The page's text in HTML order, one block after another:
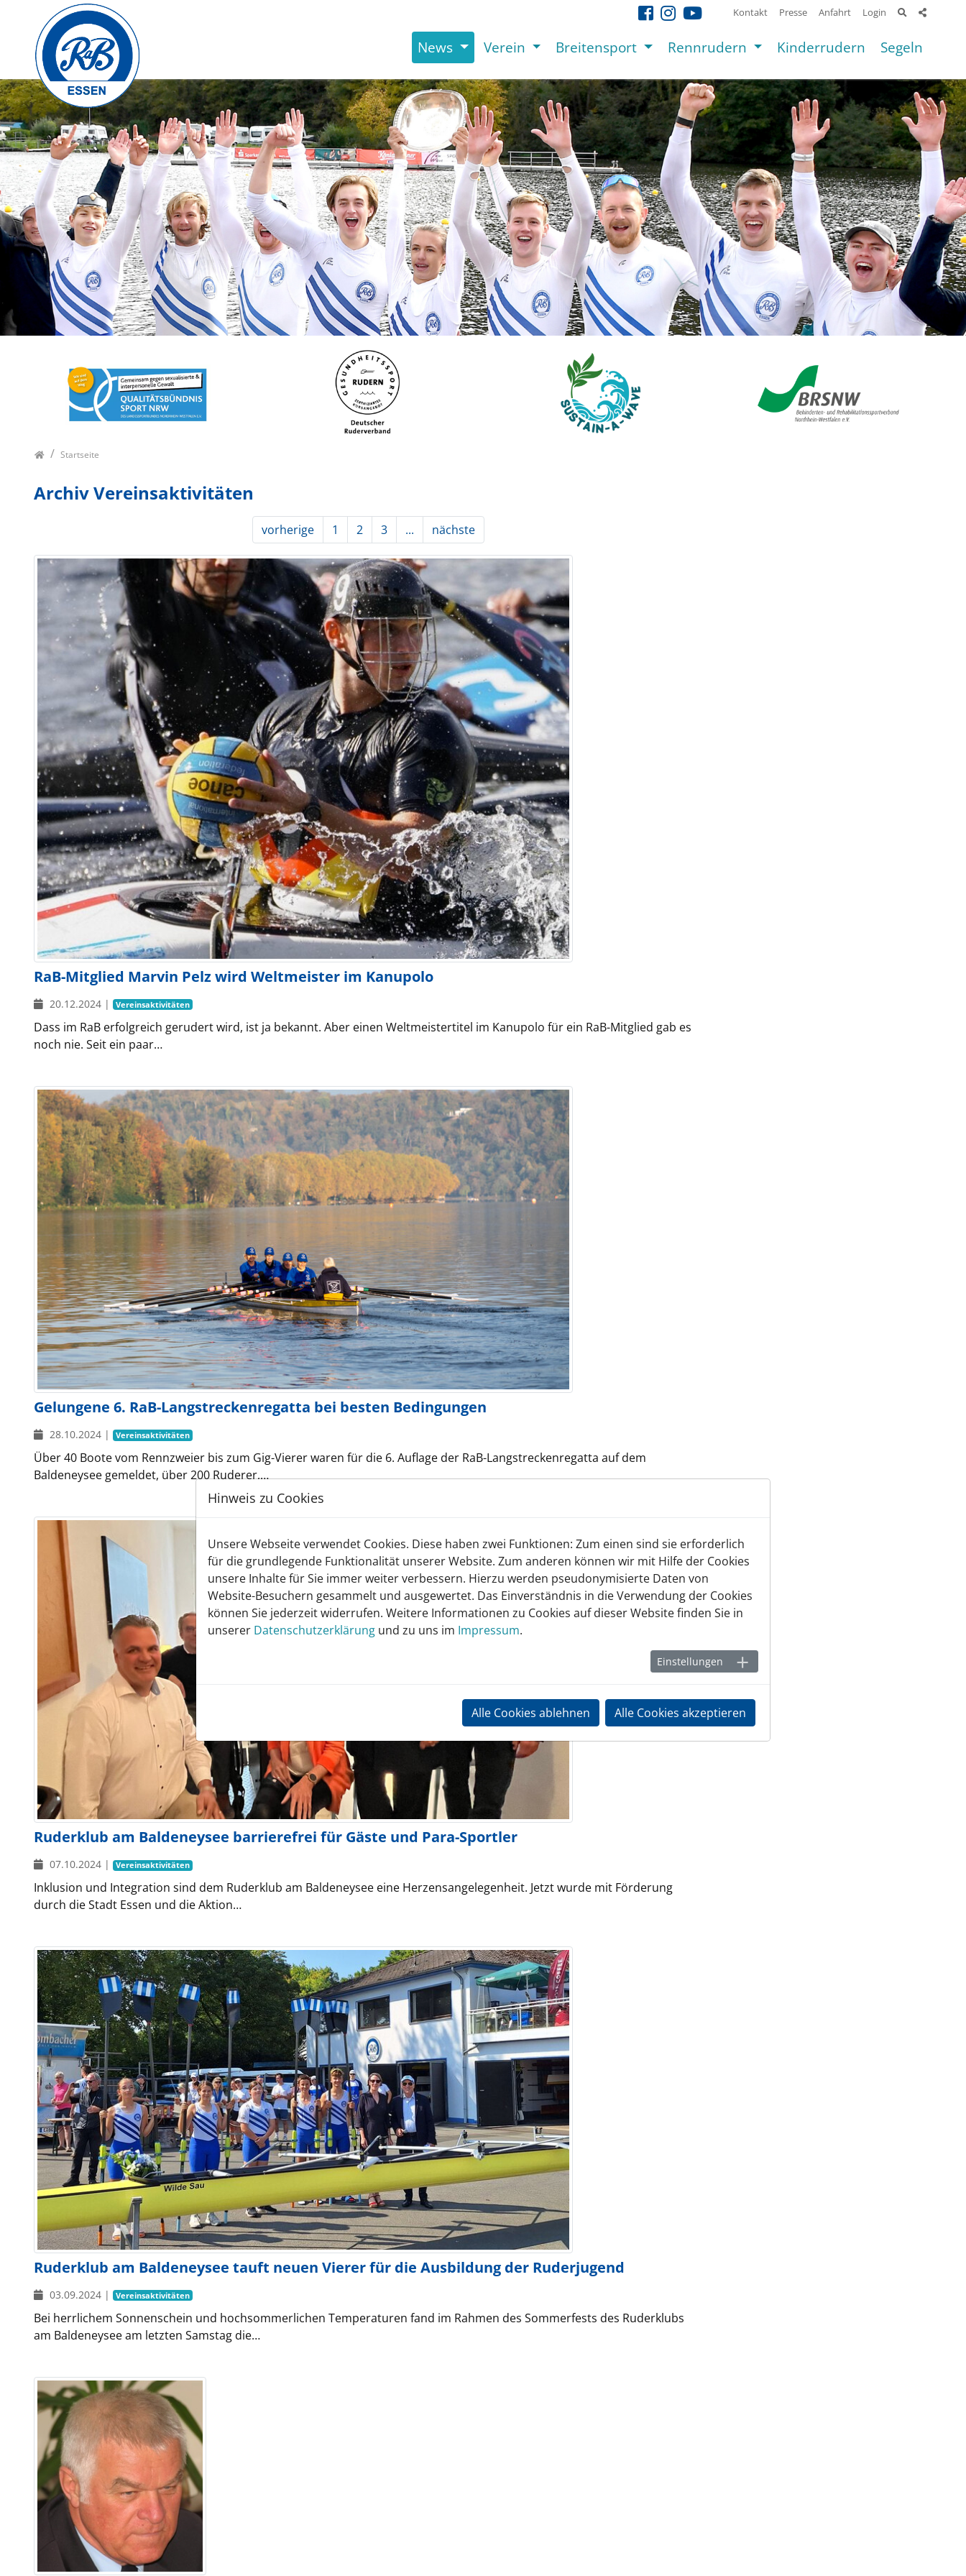
Kontakt Presse Anfahrt Login
News Verein Breitensport Rennrudern Kinderrudern Segeln
Startseite
Archiv Vereinsaktivitäten
vorherige 1 2 3 ... nächste
RaB-Mitglied Marvin Pelz wird Weltmeister im Kanupolo
20.12.2024 | Vereinsaktivitäten
Dass im RaB erfolgreich gerudert wird, ist ja bekannt. Aber einen Weltmeistertitel im Kanupolo für ein RaB-Mitglied gab es
noch nie. Seit ein paar…
Gelungene 6. RaB-Langstreckenregatta bei besten Bedingungen
28.10.2024 | Vereinsaktivitäten
Über 40 Boote vom Rennzweier bis zum Gig-Vierer waren für die 6. Auflage der RaB-Langstreckenregatta auf dem
Baldeneysee gemeldet, über 200 Ruderer,…
Ruderklub am Baldeneysee barrierefrei für Gäste und Para-Sportler
07.10.2024 | Vereinsaktivitäten
Inklusion und Integration sind dem Ruderklub am Baldeneysee eine Herzensangelegenheit. Jetzt wurde mit Förderung
durch die Stadt Essen und die Aktion…
Ruderklub am Baldeneysee tauft neuen Vierer für die Ausbildung der Ruderjugend
03.09.2024 | Vereinsaktivitäten
Bei herrlichem Sonnenschein und hochsommerlichen Temperaturen fand im Rahmen des Sommerfests des Ruderklubs
am Baldeneysee am letzten Samstag die…
Hinweis zu Cookies
Unsere Webseite verwendet Cookies. Diese haben zwei Funktionen: Zum einen sind sie erforderlich
für die grundlegende Funktionalität unserer Website. Zum anderen können wir mit Hilfe der Cookies
unsere Inhalte für Sie immer weiter verbessern. Hierzu werden pseudonymisierte Daten von
Website-Besuchern gesammelt und ausgewertet. Das Einverständnis in die Verwendung der Cookies
können Sie jederzeit widerrufen. Weitere Informationen zu Cookies auf dieser Website finden Sie in
unserer Datenschutzerklärung und zu uns im Impressum.
Einstellungen
Alle Cookies ablehnen Alle Cookies akzeptieren